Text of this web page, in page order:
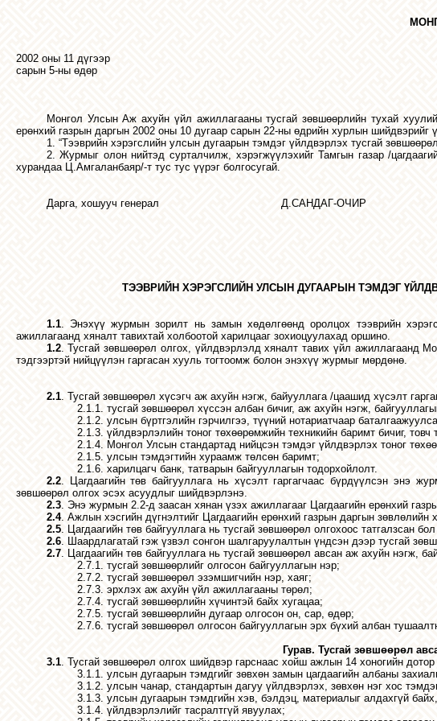
2002 оны 11 дүгээр
сарын 5-ны өдөр
Монгол Улсын Аж ахуйн үйл ажиллагааны тусгай зөвшөөрлийн тухай
ерөнхий газрын даргын 2002 оны 10 дугаар сарын 22-ны өдрийн хурлын
1. “Тээврийн хэрэгслийн улсын дугаарын тэмдэг үйлдвэрлэх тусгай
2. Журмыг олон нийтэд сурталчилж, хэрэгжүүлэхийг Тамгын газар /
хурандаа Ц.Амгаланбаяр/-т тус тус үүрэг болгосугай.
Дарга, хошууч генерал Д.САНДАГ-ОЧИР
ТЭЭВРИЙН ХЭРЭГСЛИЙН УЛСЫН ДУГААРЫН ТЭМДЭГ
1.1. Энэхүү журмын зорилт нь замын хөдөлгөөнд оролцох тээврийн
ажиллагаанд хяналт тавихтай холбоотой харилцааг зохиоцуулахад оршино.
1.2. Тусгай зөвшөөрөл олгох, үйлдвэрлэлд хяналт тавих үйл ажиллагаанд
тэдгээртэй нийцүүлэн гаргасан хууль тогтоомж болон энэхүү журмыг мөрдөнө.
2.1. Тусгай зөвшөөрөл хүсэгч аж ахуйн нэгж, байууллага /цаашид хүсэлт
2.1.1. тусгай зөвшөөрөл хүссэн албан бичиг, аж ахуйн нэгж,
2.1.2. улсын бүртгэлийн гэрчилгээ, түүний нотариатчаар
2.1.3. үйлдвэрлэлийн тоног төхөөрөмжийн техникийн баримт бичиг, товч
2.1.4. Монгол Улсын стандартад нийцсэн тэмдэг үйлдвэрлэх тоног
2.1.5. улсын тэмдэгтийн хураамж төлсөн баримт;
2.1.6. харилцагч банк, татварын байгууллагын тодорхойлолт.
2.2.
Цагдаагийн төв байгууллага нь хүсэлт гаргагчаас бүрдүүлсэн энэ
зөвшөөрөл олгох эсэх асуудлыг шийдвэрлэнэ.
2.3. Энэ журмын 2.2-д заасан хянан үзэх ажиллагааг Цагдаагийн ерөнхий
2.4. Ажлын хэсгийн дүгнэлтийг Цагдаагийн ерөнхий газрын даргын
2.5. Цагдаагийн төв байгууллага нь тусгай зөвшөөрөл олгохоос татгалзсан
2.6. Шаардлагатай гэж үзвэл сонгон шалгаруулалтын үндсэн дээр тусгай
2.7. Цагдаагийн төв байгууллага нь тусгай зөвшөөрөл авсан аж ахуйн нэгж,
2.7.1. тусгай зөвшөөрлийг олгосон байгууллагын нэр;
2.7.2. тусгай зөвшөөрөл эзэмшигчийн нэр, хаяг;
2.7.3. эрхлэх аж ахуйн үйл ажиллагааны төрөл;
2.7.4. тусгай зөвшөөрлийн хүчинтэй байх хугацаа;
2.7.5. тусгай зөвшөөрлийн дугаар олгосон он, сар, өдөр;
2.7.6. тусгай зөвшөөрөл олгосон байгууллагын эрх бүхий албан
Гурав. Тусгай зөвшөөрөл
3.1. Тусгай зөвшөөрөл олгох шийдвэр гарснаас хойш ажлын14 хоногийн дотор
3.1.1. улсын дугаарын тэмдгийг зөвхөн замын цагдаагийн албаны
3.1.2. улсын чанар, стандартын дагуу үйлдвэрлэх, зөвхөн нэг хос
3.1.3. улсын дугаарын тэмдгийн хэв, бэлдэц, материалыг алдахгүй байх,
3.1.4. үйлдвэрлэлийг тасралтгүй явуулах;